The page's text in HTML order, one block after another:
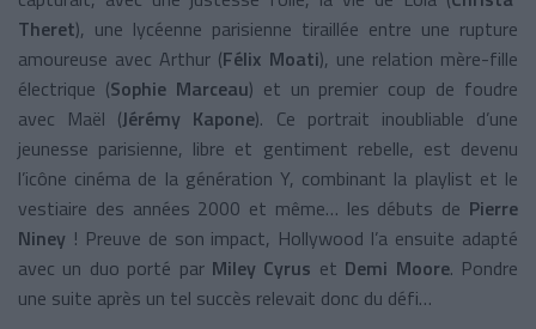
Theret), une lycéenne parisienne tiraillée entre une rupture
amoureuse avec Arthur (Félix Moati), une relation mère-fille
électrique (Sophie Marceau) et un premier coup de foudre
avec Maël (Jérémy Kapone). Ce portrait inoubliable d’une
jeunesse parisienne, libre et gentiment rebelle, est devenu
l’icône cinéma de la génération Y, combinant la playlist et le
vestiaire des années 2000 et même… les débuts de Pierre
Niney ! Preuve de son impact, Hollywood l’a ensuite adapté
avec un duo porté par Miley Cyrus et Demi Moore. Pondre
une suite après un tel succès relevait donc du défi…